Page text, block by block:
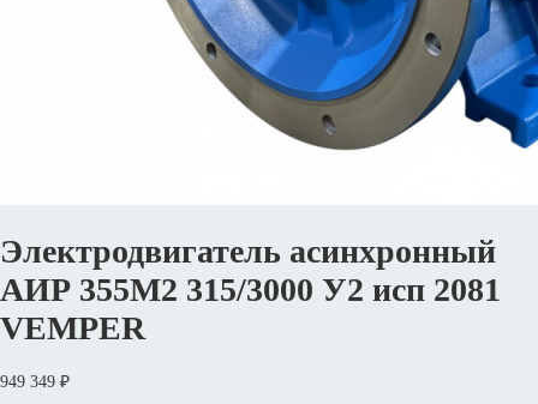
Электродвигатель асинхронный
АИР 355М2 315/3000 У2 исп 2081
VEMPER
949 349 ₽